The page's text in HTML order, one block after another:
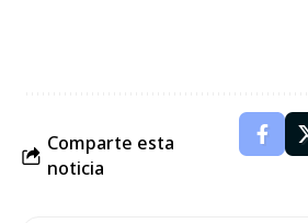
Comparte esta
noticia